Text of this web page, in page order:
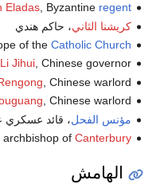
Eladas, Byzantine regent
كريشنا الثاني، حاكم هندي
of the Catholic Church
Li Jihui, Chinese governor
, Chinese warlord
, Chinese warlord
مؤنس الفحل، قائد عسكري
, archbishop of Canterbury
الهامش